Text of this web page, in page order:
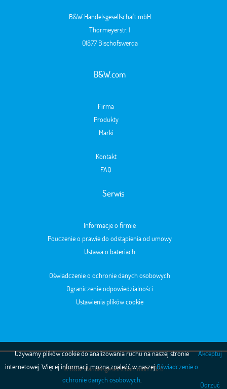
B&W Handelsgesellschaft mbH
Thormeyerstr. 1
01877 Bischofswerda
B&W.com
Firma
Produkty
Marki
Kontakt
FAQ
Serwis
Informacje o firmie
Pouczenie o prawie do odstąpienia od umowy
Ustawa o bateriach
Oświadczenie o ochronie danych osobowych
Ograniczenie odpowiedzialności
Ustawienia plików cookie
© B&W Handelsgesellschaft mbH 2026
Używamy plików cookie do analizowania ruchu na naszej stronie
internetowej. Więcej informacji można znaleźć w naszejOświadczenie o
ochronie danych osobowych.
Akceptuj
Odrzuć